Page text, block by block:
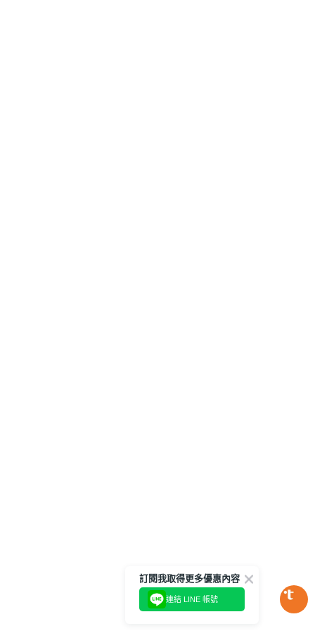
訂閱我取得更多優惠內容
連結 LINE 帳號